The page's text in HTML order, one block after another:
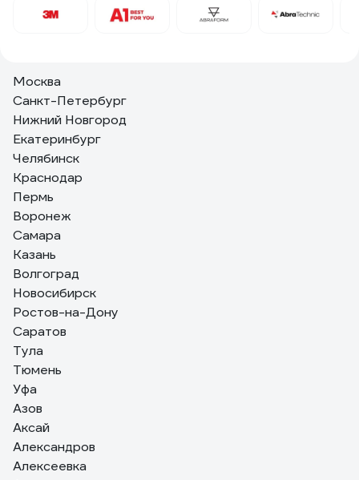
Отзыв о Губка шлифовальная (250 шт)
четырёхсторонняя (блок) Сombi
Москва
Санкт-Петербург
Нижний Новгород
Екатеринбург
Челябинск
Краснодар
Пермь
Воронеж
Самара
Казань
Волгоград
Новосибирск
Ростов-на-Дону
Саратов
Тула
Тюмень
Уфа
Азов
Аксай
Александров
Алексеевка